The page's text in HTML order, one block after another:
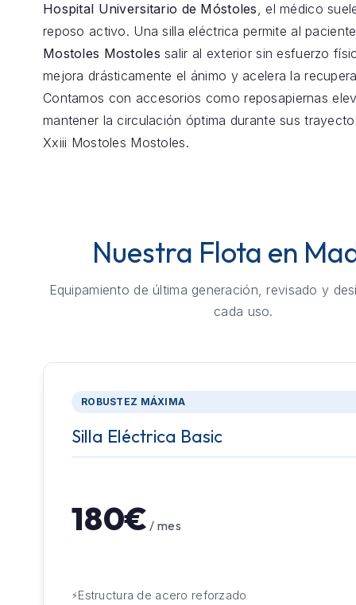
Hospital Universitario de Móstoles, el médico
reposo activo. Una silla eléctrica permite al
Mostoles Mostoles salir al exterior sin esfuerzo
mejora drásticamente el ánimo y acelera la
Contamos con accesorios como reposapiernas
mantener la circulación óptima durante sus
Xxiii Mostoles Mostoles.
Nuestra Flota en
Equipamiento de última generación, revisado y
cada uso.
ROBUSTEZ MÁXIMA
Silla Eléctrica Basic
180€ / mes
Estructura de acero reforzado